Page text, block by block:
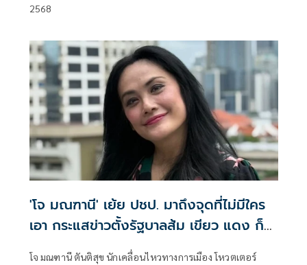
2568
'โจ มณฑานี' เย้ย ปชป. มาถึงจุดที่ไม่มีใคร
เอา กระแสข่าวตั้งรัฐบาลส้ม เขียว แดง ก็
โจ มณฑานี ตันติสุข นักเคลื่อนไหวทางการเมือง โหวตเตอร์